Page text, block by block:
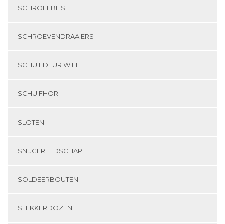
SCHROEFBITS
SCHROEVENDRAAIERS
SCHUIFDEUR WIEL
SCHUIFHOR
SLOTEN
SNIJGEREEDSCHAP
SOLDEERBOUTEN
STEKKERDOZEN